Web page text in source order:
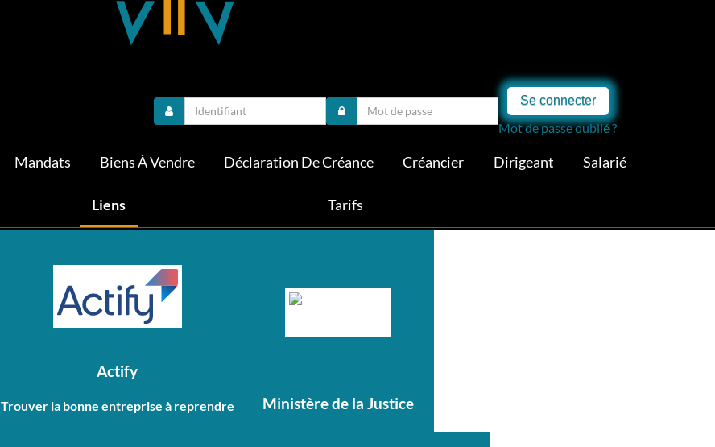
Se connecter
Mot de passe oublié ?
Mandats Biens À Vendre Déclaration De Créance Créancier Dirigeant Salarié
Liens Tarifs
Actify
Trouver la bonne entreprise à reprendre Ministère de la Justice